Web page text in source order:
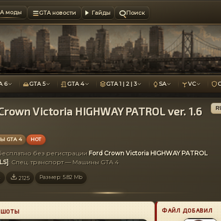
моды GTA новости Гайды Поиск
6 GTA 5 GTA 4 GTA 1 | 2 | 3 SA VC
Victoria HIGHWAY PATROL ver. 1.6
GTA 4 HOT
без регистрации Ford Crown Victoria HIGHWAY PATROL
: Спец. транспорт — Машины GTA 4
2125 Размер: 5.82 Mb
ФАЙЛ ДОБАВИЛ